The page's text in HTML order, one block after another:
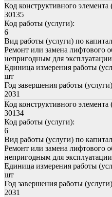
Код конструктивного элемента
30135
Код работы (услуги):
6
Вид работы (услуги) по
Ремонт или замена лифтового
непригодным для эксплуатации
Единица измерения работы
шт
Год завершения работы
2031
Код конструктивного элемента
30134
Код работы (услуги):
6
Вид работы (услуги) по
Ремонт или замена лифтового
непригодным для эксплуатации
Единица измерения работы
шт
Год завершения работы
2031